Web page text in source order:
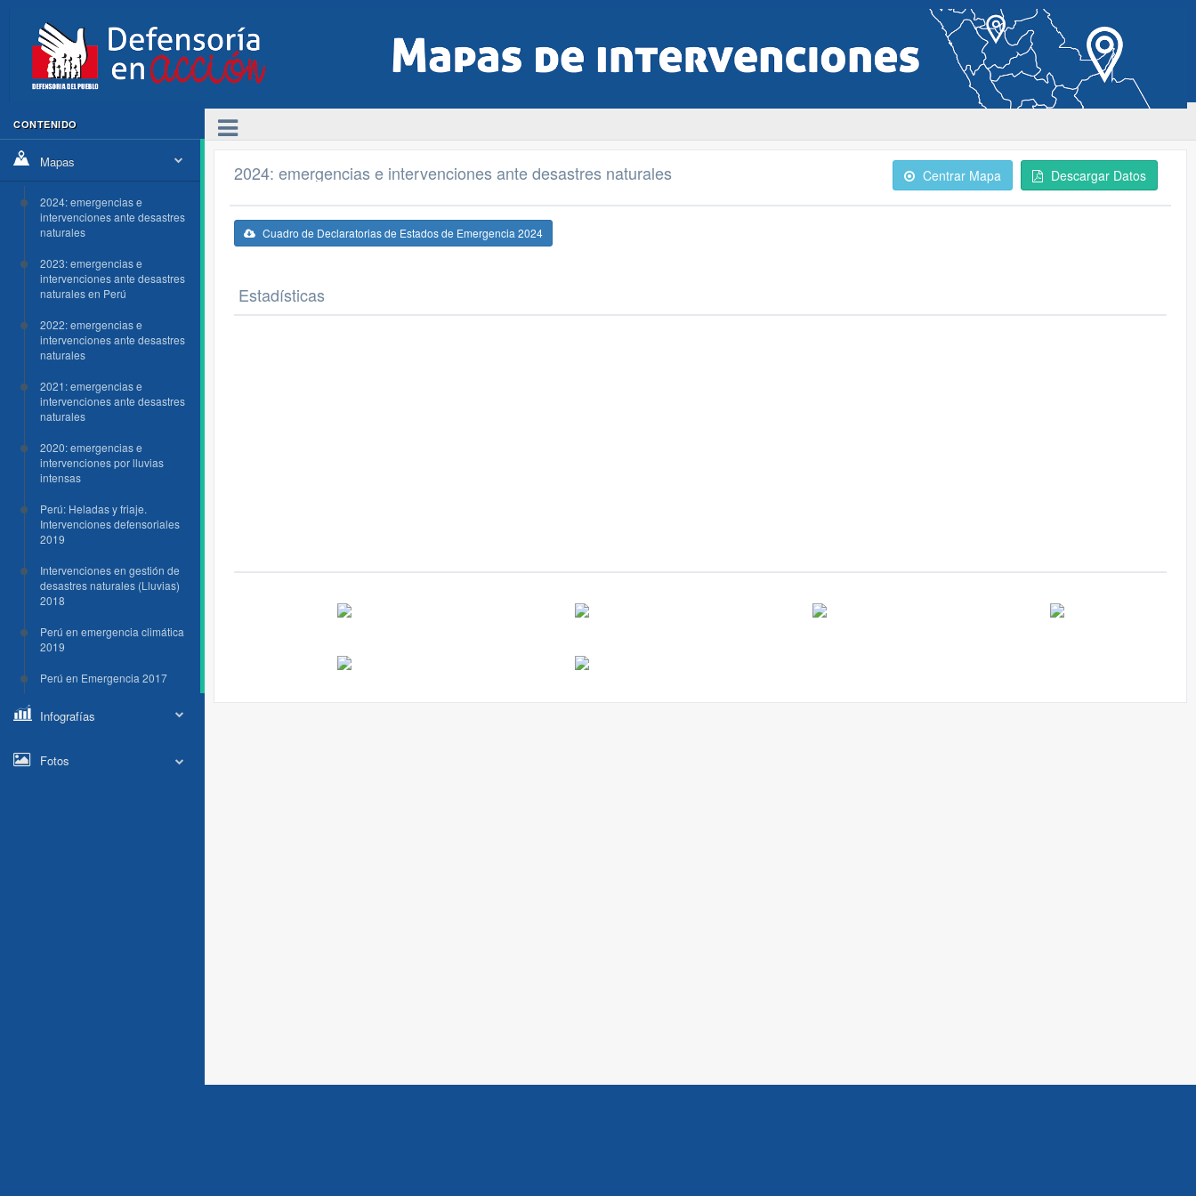
CONTENIDO
Mapas
2024: emergencias e
intervenciones ante desastres
naturales
2023: emergencias e
intervenciones ante desastres
naturales en Perú
2022: emergencias e
intervenciones ante desastres
naturales
2021: emergencias e
intervenciones ante desastres
naturales
2020: emergencias e
intervenciones por lluvias
intensas
Perú: Heladas y friaje.
Intervenciones defensoriales
2019
Intervenciones en gestión de
desastres naturales (Lluvias)
2018
Perú en emergencia climática
2019
Perú en Emergencia 2017
Infografías
Fotos
2024: emergencias e intervenciones ante desastres naturales Centrar Mapa Descargar Datos
Cuadro de Declaratorias de Estados de Emergencia 2024
Estadísticas